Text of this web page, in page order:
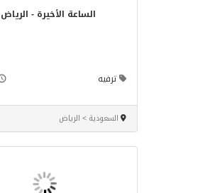
الساعة الأخيرة - الرياض
ترفيه
السعودية > الرياض